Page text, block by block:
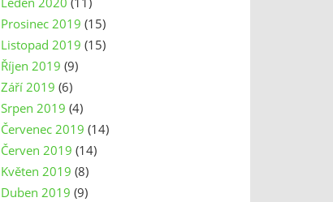
Prosinec 2019 (15)
Listopad 2019 (15)
Říjen 2019 (9)
Září 2019 (6)
Srpen 2019 (4)
Červenec 2019 (14)
Červen 2019 (14)
Květen 2019 (8)
Duben 2019 (9)